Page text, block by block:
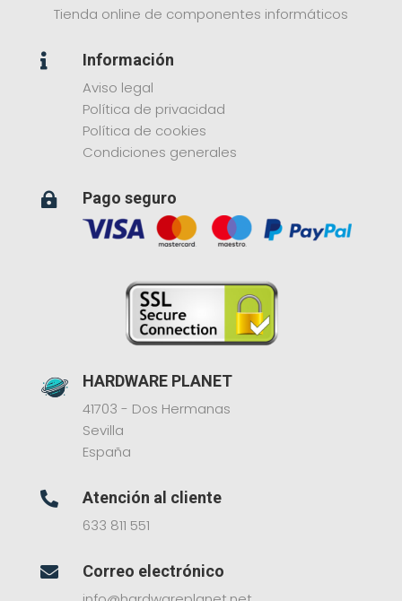
Tienda online de componentes informáticos

Información
Aviso legal
Política de privacidad
Política de cookies
Condiciones generales
 Pago seguro
HARDWARE PLANET
41703 - Dos Hermanas
Sevilla
España

Atención al cliente
633 811 551

Correo electrónico